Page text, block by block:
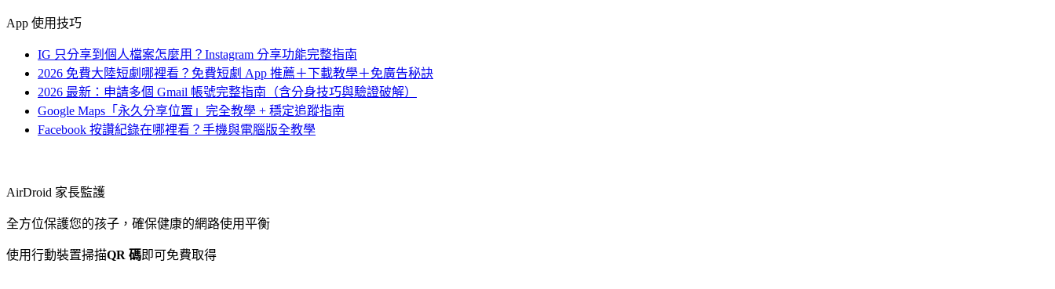
App 使用技巧
IG 只分享到個人檔案怎麼用？Instagram 分享功能完整指南
2026 免費大陸短劇哪裡看？免費短劇 App 推薦＋下載教學＋免廣告秘訣
2026 最新：申請多個 Gmail 帳號完整指南（含分身技巧與驗證破解）
Google Maps「永久分享位置」完全教學 + 穩定追蹤指南
Facebook 按讚紀錄在哪裡看？手機與電腦版全教學
AirDroid 家長監護
全方位保護您的孩子，確保健康的網路使用平衡
使用行動裝置掃描QR 碼即可免費取得